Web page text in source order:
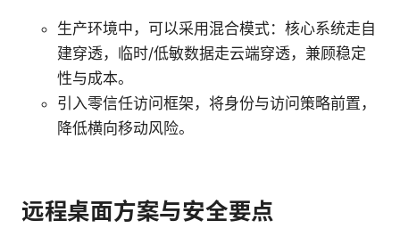
生产环境中，可以采用混合模式：核心系统走自
建穿透，临时/低敏数据走云端穿透，兼顾稳定
性与成本。
引入零信任访问框架，将身份与访问策略前置，
降低横向移动风险。
远程桌面方案与安全要点